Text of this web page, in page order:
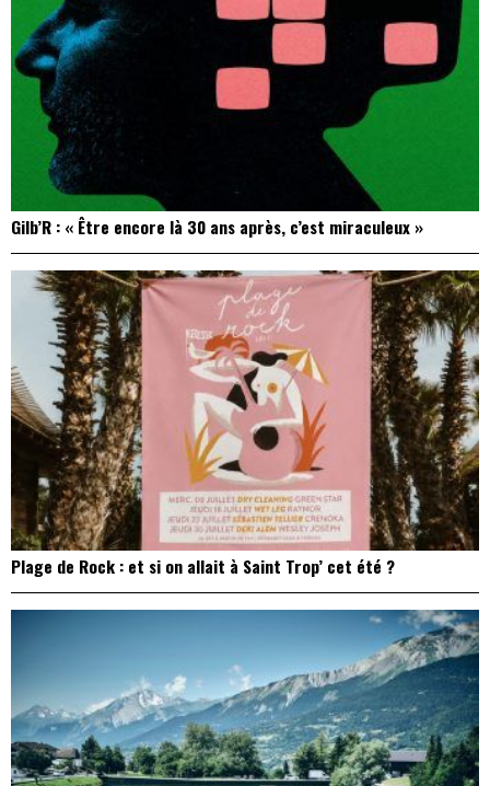
Gilb’R : « Être encore là 30 ans après, c’est miraculeux »
Plage de Rock : et si on allait à Saint Trop’ cet été ?